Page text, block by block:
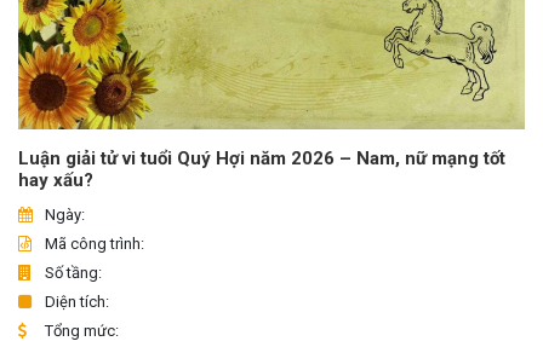
Luận giải tử vi tuổi Quý Hợi năm 2026 – Nam, nữ mạng tốt
hay xấu?
Ngày:
Mã công trình:
Số tầng:
Diện tích:
Tổng mức: